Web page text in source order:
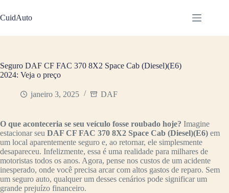
para
o
CuidAuto
Seguro DAF CF FAC 370 8X2 Space Cab (Diesel)(E6)
2024: Veja o preço
janeiro 3, 2025 DAF
O que aconteceria se seu veículo fosse roubado hoje? Imagine
estacionar seu DAF CF FAC 370 8X2 Space Cab (Diesel)(E6) em
um local aparentemente seguro e, ao retornar, ele simplesmente
desapareceu. Infelizmente, essa é uma realidade para milhares de
motoristas todos os anos. Agora, pense nos custos de um acidente
inesperado, onde você precisa arcar com altos gastos de reparo. Sem
um seguro auto, qualquer um desses cenários pode significar um
grande prejuízo financeiro.